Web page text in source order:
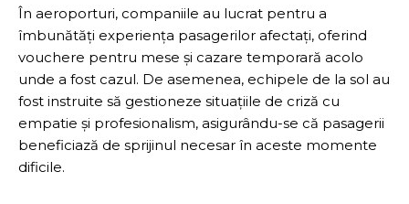
În aeroporturi, companiile au lucrat pentru a
îmbunătăți experiența pasagerilor afectați, oferind
vouchere pentru mese și cazare temporară acolo
unde a fost cazul. De asemenea, echipele de la sol au
fost instruite să gestioneze situațiile de criză cu
empatie și profesionalism, asigurându-se că pasagerii
beneficiază de sprijinul necesar în aceste momente
dificile.